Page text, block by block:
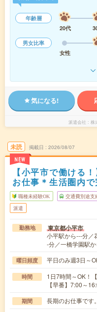
年齢層
20代
男女比率
女性
気になる!
派遣会社 株
未読
NEW
掲載日 2026/08/07
【小平市で働ける
お仕事＊生活圏内で
職種未経験OK 交通費別途支
派遣
勤務地 東京都小平市
小平駅から---分／
-分／一橋学園駅
曜日頻度 平日のみ週3日～
時間
1日7時間～OK！
【早番】7:00～
期間 長期のお仕事で